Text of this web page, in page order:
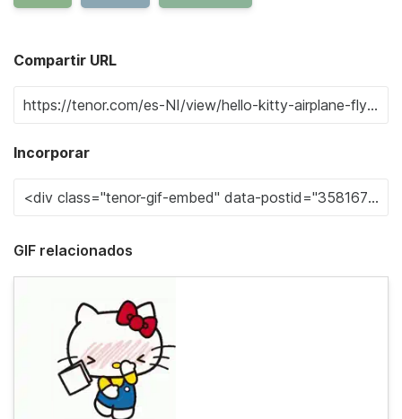
Compartir URL
Incorporar
GIF relacionados